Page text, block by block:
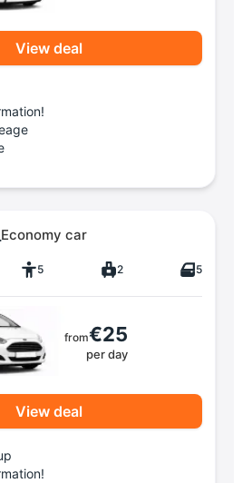
View deal
Economy car
5 2 5
from€25
per day
View deal